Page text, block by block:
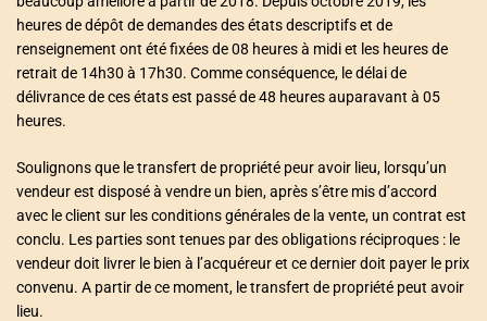
heures de dépôt de demandes des états descriptifs et de
renseignement ont été fixées de 08 heures à midi et les heures de
retrait de 14h30 à 17h30. Comme conséquence, le délai de
délivrance de ces états est passé de 48 heures auparavant à 05
heures.
Soulignons que le transfert de propriété peur avoir lieu, lorsqu’un
vendeur est disposé à vendre un bien, après s’être mis d’accord
avec le client sur les conditions générales de la vente, un contrat est
conclu. Les parties sont tenues par des obligations réciproques : le
vendeur doit livrer le bien à l’acquéreur et ce dernier doit payer le prix
convenu. A partir de ce moment, le transfert de propriété peut avoir
lieu.